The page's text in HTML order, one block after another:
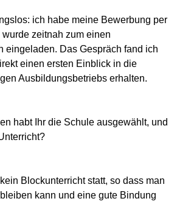
ich habe meine Bewerbung per
zeitnah zum einen
eingeladen. Das Gespräch fand ich
einen ersten Einblick in die
Ausbildungsbetriebs erhalten.
habt Ihr die Schule ausgewählt, und
Blockunterricht statt, so dass man
kann und eine gute Bindung